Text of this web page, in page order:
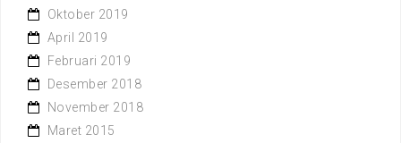
Oktober 2019
April 2019
Februari 2019
Desember 2018
November 2018
Maret 2015